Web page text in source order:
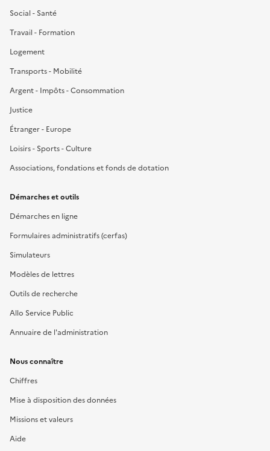
Social - Santé
Travail - Formation
Logement
Transports - Mobilité
Argent - Impôts - Consommation
Justice
Étranger - Europe
Loisirs - Sports - Culture
Associations, fondations et fonds de dotation
Démarches et outils
Démarches en ligne
Formulaires administratifs (cerfas)
Simulateurs
Modèles de lettres
Outils de recherche
Allo Service Public
Annuaire de l'administration
Nous connaître
Chiffres
Mise à disposition des données
Missions et valeurs
Aide